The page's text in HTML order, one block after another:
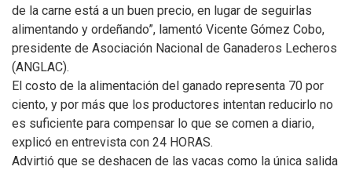
de la carne está a un buen precio, en lugar de seguirlas
alimentando y ordeñando”, lamentó Vicente Gómez Cobo,
presidente de Asociación Nacional de Ganaderos Lecheros
(ANGLAC).
El costo de la alimentación del ganado representa 70 por
ciento, y por más que los productores intentan reducirlo no
es suficiente para compensar lo que se comen a diario,
explicó en entrevista con 24 HORAS.
Advirtió que se deshacen de las vacas como la única salida